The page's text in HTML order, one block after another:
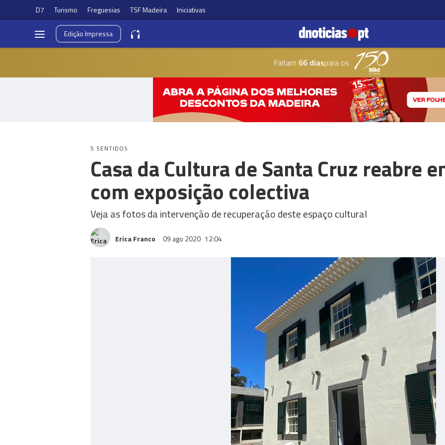
D7 Turismo Freguesias TSF Madeira Iniciativas
EdiçãoImpressa
Faltam 66 diaspara os
5 SENTIDOS
Casa da Cultura de Santa Cruz reabre
com exposição colectiva
Veja as fotos da intervenção de recuperação deste espaço cultural
Erica Franco 09 ago 2020 12:04